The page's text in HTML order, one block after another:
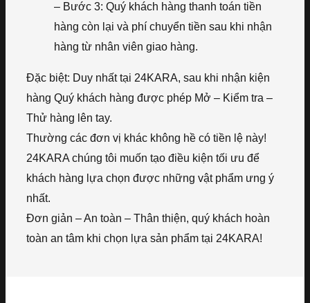
– Bước 3: Quý khách hàng thanh toán tiền
hàng còn lại và phí chuyển tiền sau khi nhận
hàng từ nhân viên giao hàng.
Đặc biệt: Duy nhất tại 24KARA, sau khi nhận kiện
hàng Quý khách hàng được phép Mở – Kiểm tra –
Thử hàng lên tay.
Thường các đơn vị khác không hề có tiền lệ này!
24KARA chúng tôi muốn tạo điều kiện tối ưu để
khách hàng lựa chọn được những vật phẩm ưng ý
nhất.
Đơn giản – An toàn – Thân thiện, quý khách hoàn
toàn an tâm khi chọn lựa sản phẩm tại 24KARA!